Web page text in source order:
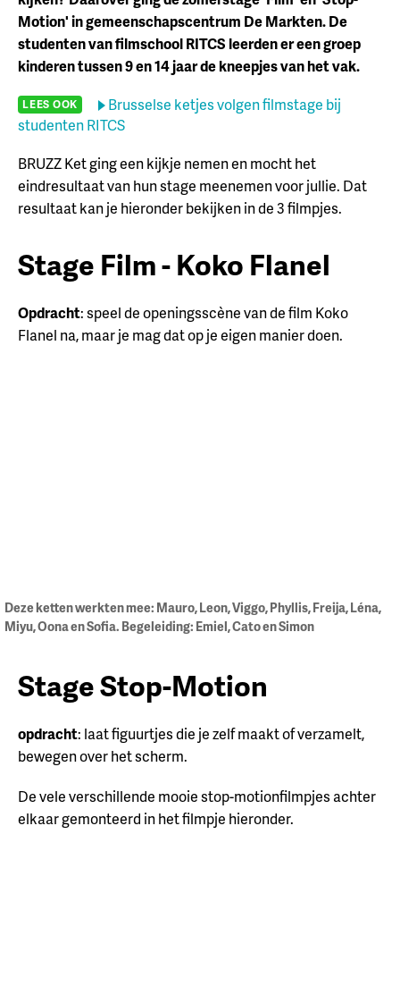
Motion' in gemeenschapscentrum De Markten. De
studenten van filmschool RITCS leerden er een groep
kinderen tussen 9 en 14 jaar de kneepjes van het vak.
LEES OOK
Brusselse ketjes volgen filmstage bij
studenten RITCS
BRUZZ Ket ging een kijkje nemen en mocht het
eindresultaat van hun stage meenemen voor jullie. Dat
resultaat kan je hieronder bekijken in de 3 filmpjes.
Stage Film - Koko Flanel
Opdracht: speel de openingsscène van de film Koko
Flanel na, maar je mag dat op je eigen manier doen.
Deze ketten werkten mee: Mauro, Leon, Viggo, Phyllis, Freija, Léna,
Miyu, Oona en Sofia. Begeleiding: Emiel, Cato en Simon
Stage Stop-Motion
opdracht: laat figuurtjes die je zelf maakt of verzamelt,
bewegen over het scherm.
De vele verschillende mooie stop-motionfilmpjes achter
elkaar gemonteerd in het filmpje hieronder.